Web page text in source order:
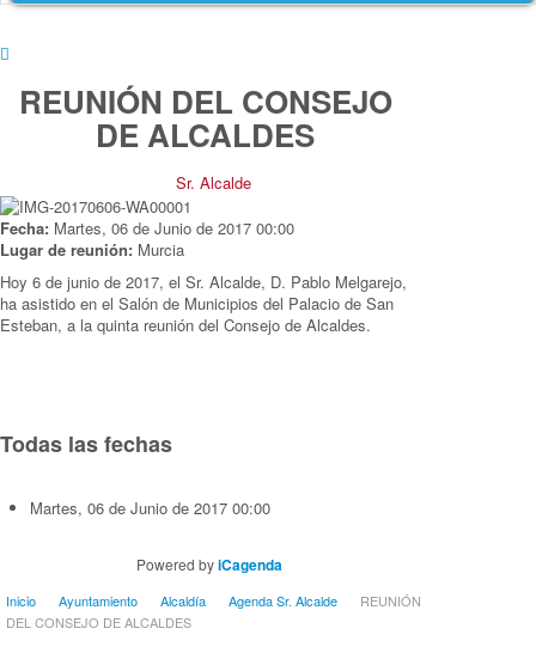
REUNIÓN DEL CONSEJO
DE ALCALDES
Sr. Alcalde
Fecha: Martes, 06 de Junio de 2017 00:00
Lugar de reunión: Murcia
Hoy 6 de junio de 2017, el Sr. Alcalde, D. Pablo Melgarejo,
ha asistido en el Salón de Municipios del Palacio de San
Esteban, a la quinta reunión del Consejo de Alcaldes.
Todas las fechas
Martes, 06 de Junio de 2017 00:00
Powered byiCagenda
Inicio Ayuntamiento Alcaldía Agenda Sr. Alcalde
REUNIÓN
DEL CONSEJO DE ALCALDES